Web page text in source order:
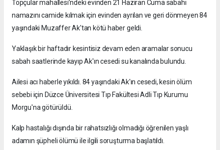
Topçular mahallesi’ndeki evinden 21 Haziran Cuma sabahı
namazını camide kılmak için evinden ayrılan ve geri dönmeyen 84
yaşındaki Muzaffer Ak'tan kötü haber geldi.
Yaklaşık bir haftadır kesintisiz devam eden aramalar sonucu
sabah saatlerinde kayıp Ak'ın cesedi su kanalında bulundu.
Ailesi acı haberle yıkıldı. 84 yaşındaki Ak'ın cesedi, kesin ölüm
sebebi için Düzce Üniversitesi Tıp Fakültesi Adli Tıp Kurumu
Morgu'na götürüldü.
Kalp hastalığı dışında bir rahatsızlığı olmadığı öğrenilen yaşlı
adamın şüpheli ölümü ile ilgili soruşturma başlatıldı.